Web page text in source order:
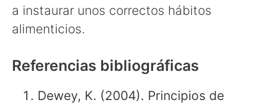
a instaurar unos correctos hábitos
alimenticios.
Referencias bibliográficas
Dewey, K. (2004). Principios de